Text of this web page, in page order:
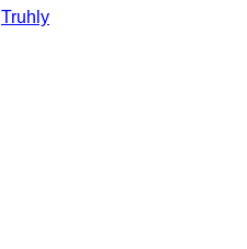
Truhly